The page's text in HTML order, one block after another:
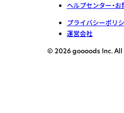
ヘルプセンター・
プライバシーポリ
運営会社
© 2026 goooods Inc.